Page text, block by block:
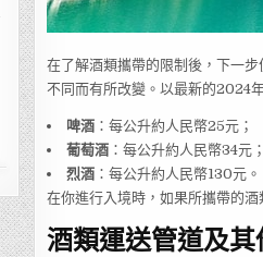
在了解酒類攜帶的限制後，下一
不同而有所改變。以最新的2024
啤酒：每公升約人民幣25元；
葡萄酒：每公升約人民幣34元；
烈酒：每公升約人民幣130元。
在你進行入境時，如果所攜帶的
酒類運送管道及